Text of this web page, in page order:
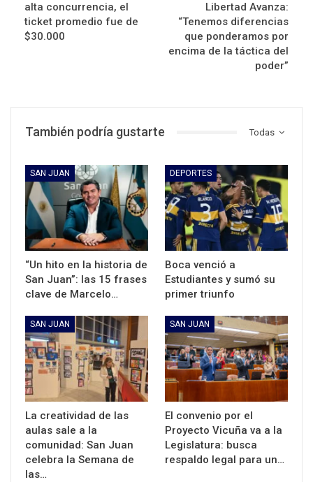
alta concurrencia, el
ticket promedio fue de
$30.000
Libertad Avanza:
“Tenemos diferencias
que ponderamos por
encima de la táctica del
poder”
Todas
También podría gustarte
SAN JUAN
“Un hito en la historia de
San Juan”: las 15 frases
clave de Marcelo…
DEPORTES
Boca venció a
Estudiantes y sumó su
primer triunfo
SAN JUAN
La creatividad de las
aulas sale a la
comunidad: San Juan
celebra la Semana de
las…
SAN JUAN
El convenio por el
Proyecto Vicuña va a la
Legislatura: busca
respaldo legal para un…